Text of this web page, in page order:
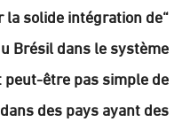
la solide intégration de
Brésil dans le système
être pas simple de
des pays ayant des